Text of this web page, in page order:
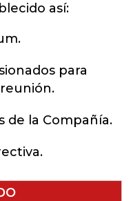
así:
para
de la Compañía.